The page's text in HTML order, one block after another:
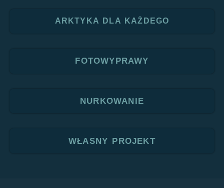
ARKTYKA DLA KAŻDEGO
FOTOWYPRAWY
NURKOWANIE
WŁASNY PROJEKT